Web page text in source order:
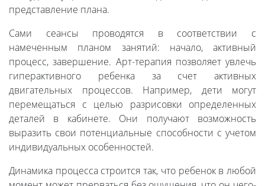
представление плана.
Сами сеансы проводятся в соответствии с
намеченным планом занятий: начало, активный
процесс, завершение. Арт-терапия позволяет увлечь
гиперактивного ребенка за счет активных
двигательных процессов. Например, дети могут
перемещаться с целью разрисовки определенных
деталей в кабинете. Они получают возможность
выразить свои потенциальные способности с учетом
индивидуальных особенностей.
Динамика процесса строится так, что ребенок в любой